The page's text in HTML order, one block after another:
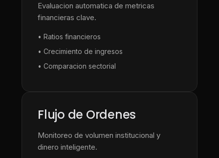
Evaluacion automatica de metricas
financieras clave.
• Ratios financieros
• Crecimiento de ingresos
• Comparacion sectorial
Flujo de Ordenes
Monitoreo de volumen institucional y
dinero inteligente.